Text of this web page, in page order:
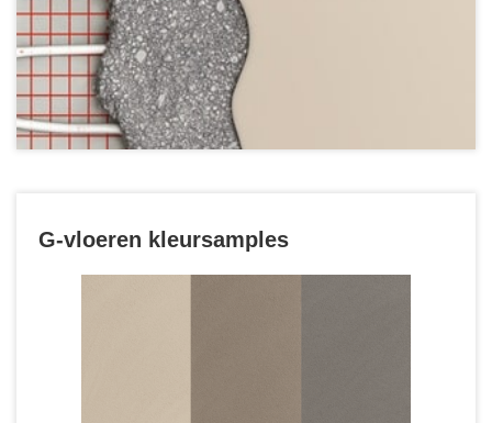
G-vloeren kleursamples